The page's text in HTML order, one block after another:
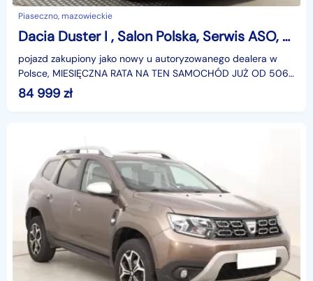
Piaseczno, mazowieckie
Dacia Duster I , Salon Polska, Serwis ASO, Automat, Skóra, Klimatronic,
pojazd zakupiony jako nowy u autoryzowanego dealera w
Polsce, MIESIĘCZNA RATA NA TEN SAMOCHÓD JUŻ OD 506
PLN*Podana w ogłoszeniu lokalizacja pojazdu jest aktua
84 999 zł